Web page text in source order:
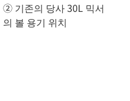
② 기존의 당사 30L 믹서
의 볼 용기 위치